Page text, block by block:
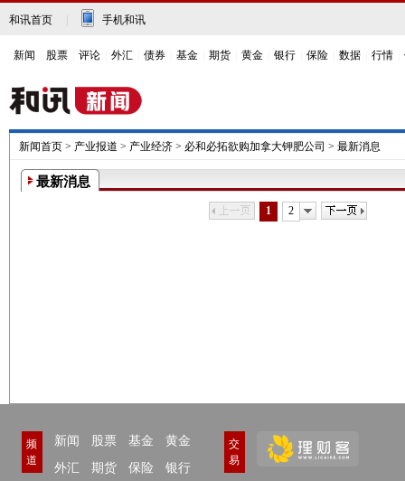
和讯首页 手机和讯
新闻 股票 评论 外汇 债券 基金 期货 黄金 银行 保险 数据 行情
新闻首页 > 产业报道 > 产业经济 > 必和必拓欲购加拿大钾肥公司 > 最新消息
最新消息
1 2
下一页
频
道
新闻 股票 基金
黄金
外汇
期货 保险
银行
交
易